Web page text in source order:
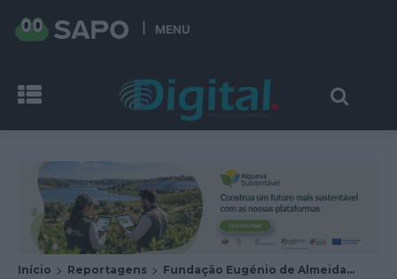
MENU
Início Reportagens Fundação Eugénio de Almeida...